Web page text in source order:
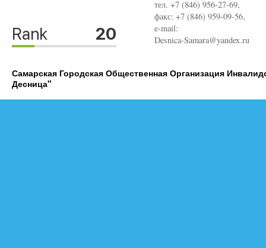
тел. +7 (846) 956-27-69,
факс: +7 (846) 959-09-56,
e-mail:
Desnica-Samara@yandex.ru
Самарская Городская Общественная Организация
Десница"